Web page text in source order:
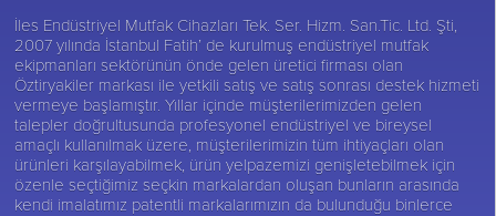
İles Endüstriyel Mutfak Cihazları Tek. Ser. Hizm. San.Tic. Ltd. Şti,
2007 yılında İstanbul Fatih’ de kurulmuş endüstriyel mutfak
ekipmanları sektörünün önde gelen üretici firması olan
Öztiryakiler markası ile yetkili satış ve satış sonrası destek hizmeti
vermeye başlamıştır. Yıllar içinde müşterilerimizden gelen
talepler doğrultusunda profesyonel endüstriyel ve bireysel
amaçlı kullanılmak üzere, müşterilerimizin tüm ihtiyaçları olan
ürünleri karşılayabilmek, ürün yelpazemizi genişletebilmek için
özenle seçtiğimiz seçkin markalardan oluşan bunların arasında
kendi imalatımız patentli markalarımızın da bulunduğu binlerce